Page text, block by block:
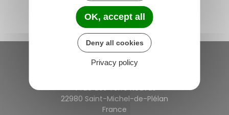
4 rue des Terre Neuvas
22980 Saint-Michel-de-Plélan
France
OK, accept all
Deny all cookies
Privacy policy